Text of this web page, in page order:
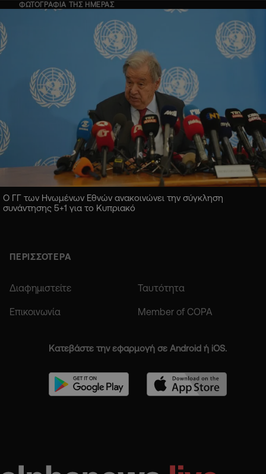
ΦΩΤΟΓΡΑΦΙΑ ΤΗΣ ΗΜΕΡΑΣ
Ο ΓΓ των Ηνωμένων Εθνών ανακοινώνει την σύγκληση
συνάντησης 5+1 για το Κυπριακό
ΠΕΡΙΣΣΟΤΕΡΑ
Διαφημιστείτε Ταυτότητα
Επικοινωνία Member of COPA
Κατεβάστε την εφαρμογή σε Android ή iOS.